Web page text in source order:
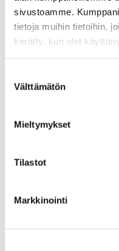
sivustoamme.
tietoja muihin tietoihin,
kerätty, kun olet
valinta
Välttämätön
Mieltymykset
Tilastot
Markkinointi